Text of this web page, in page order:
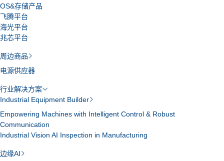
OS&存储产品
飞腾平台
海光平台
兆芯平台
周边商品
电源供应器
行业解决方案
Industrial Equipment Builder
Empowering Machines with Intelligent Control & Robust
Communication
Industrial Vision AI Inspection in Manufacturing
边缘AI